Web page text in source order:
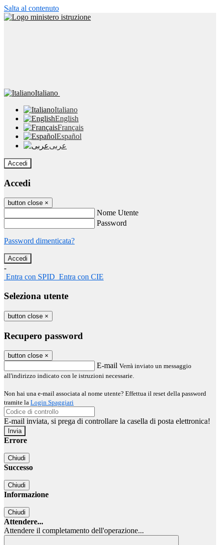
Salta al contenuto
Italiano
Italiano
English
Français
Español
عربى
Accedi
Accedi
button close ×
Nome Utente
Password
Password dimenticata?
-
Entra con SPID Entra con CIE
Seleziona utente
button close ×
Recupero password
button close ×
E-mail Verrà inviato un messaggio
all'indirizzo indicato con le istruzioni necessarie.
Non hai una e-mail associata al nome utente? Effettua il reset della password
tramite la Login Spaggiari
E-mail inviata, si prega di controllare la casella di posta elettronica!
Errore
Chiudi
Successo
Chiudi
Informazione
Chiudi
Attendere...
Attendere il completamento dell'operazione...